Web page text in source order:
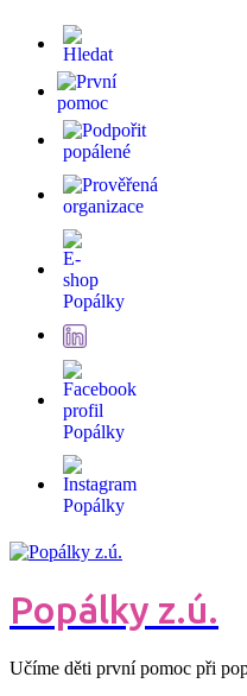
Popálky z.ú.
Učíme děti první pomoc při